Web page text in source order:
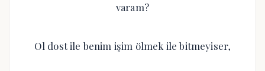
varam?
Ol dost ile benim işim ölmek ile bitmeyiser,